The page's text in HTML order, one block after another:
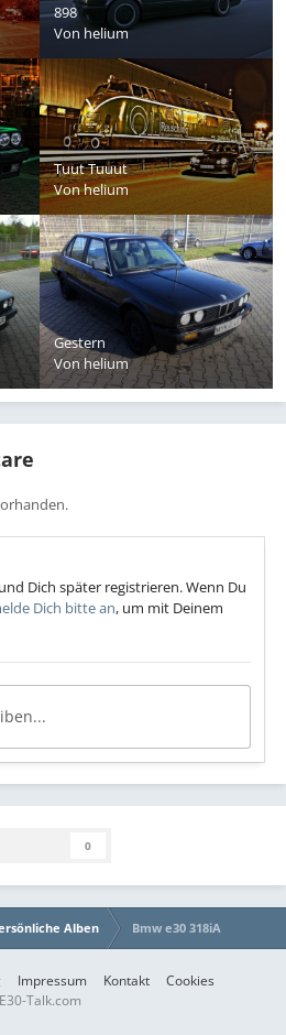
898
Von helium
Tuut Tuuut
Vonhelium
Gestern
Vonhelium
Dich später registrieren. Wenn Du
Dich bitte an, um mit Deinem
0
Alben Bmw e30 318iA
Impressum Kontakt
Cookies
E30-Talk.com